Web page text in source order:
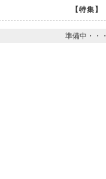
【特集】
準備中・・・